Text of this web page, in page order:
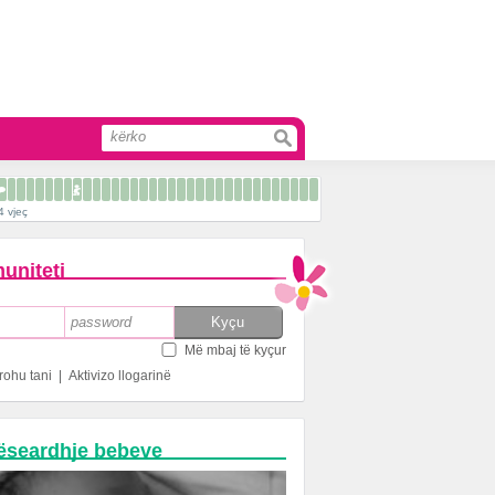
vjeç
Më mbaj të kyçur
tani
Aktivizo llogarinë
bebeve